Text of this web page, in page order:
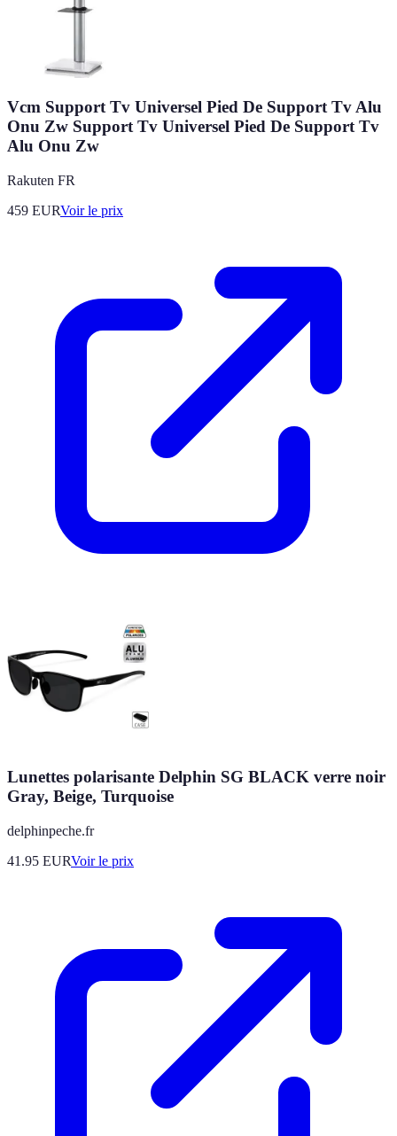
Vcm Support Tv Universel Pied De Support Tv Alu
Onu Zw Support Tv Universel Pied De Support Tv
Alu Onu Zw
Rakuten FR
459 EURVoir le prix
Lunettes polarisante Delphin SG BLACK verre noir
Gray, Beige, Turquoise
delphinpeche.fr
41.95 EURVoir le prix